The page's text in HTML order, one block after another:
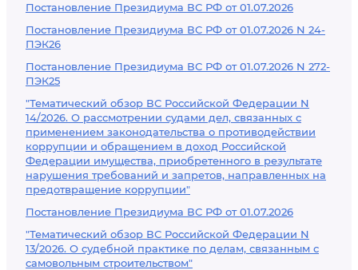
Постановление Президиума ВС РФ от 01.07.2026
Постановление Президиума ВС РФ от 01.07.2026 N 24-
ПЭК26
Постановление Президиума ВС РФ от 01.07.2026 N 272-
ПЭК25
"Тематический обзор ВС Российской Федерации N
14/2026. О рассмотрении судами дел, связанных с
применением законодательства о противодействии
коррупции и обращением в доход Российской
Федерации имущества, приобретенного в результате
нарушения требований и запретов, направленных на
предотвращение коррупции"
Постановление Президиума ВС РФ от 01.07.2026
"Тематический обзор ВС Российской Федерации N
13/2026. О судебной практике по делам, связанным с
самовольным строительством"